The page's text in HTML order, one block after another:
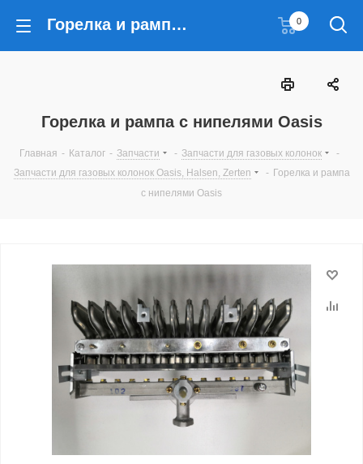
Горелка и рампа с нипелями Oasis 0
Горелка и рампа с нипелями Oasis
Главная - Каталог - Запчасти - Запчасти для газовых колонок
-
Запчасти для газовых колонок Oasis, Halsen, Zerten
- Горелка и рампа
с нипелями Oasis